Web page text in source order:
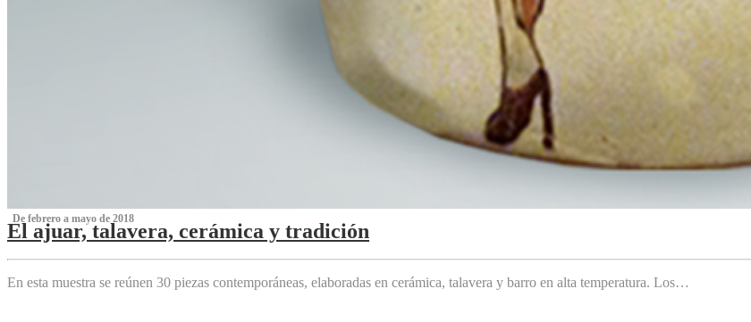
‌ De febrero a mayo de 2018
El ajuar, talavera, cerámica y tradición
‌
En esta muestra se reúnen 30 piezas contemporáneas, elaboradas en cerámica, talavera y barro en alta temperatura. Los…